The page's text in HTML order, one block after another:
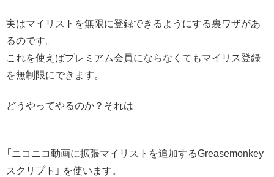
実はマイリストを無限に登録できるようにする裏ワザがあ
るのです。
これを使えばプレミアム会員にならなくてもマイリス登録
を無制限にできます。
どうやってやるのか？それは
「ニコニコ動画に拡張マイリストを追加するGreasemonkey
スクリプト」 を使います。